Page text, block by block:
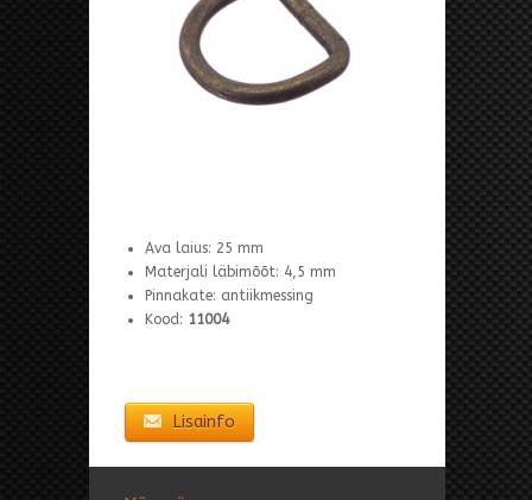
Ava laius: 25 mm
Materjali läbimõõt: 4,5 mm
Pinnakate: antiikmessing
Kood: 11004
Lisainfo